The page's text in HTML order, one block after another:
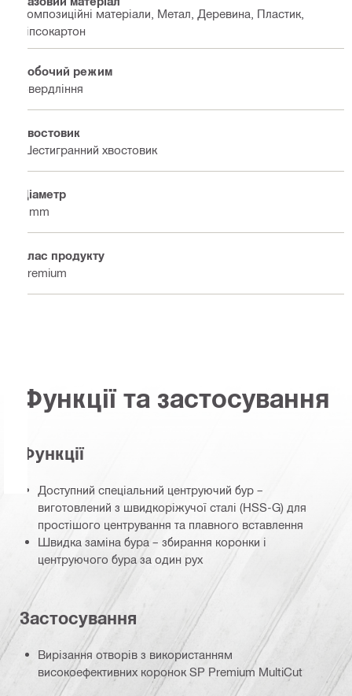
Композиційні матеріали, Метал, Деревина, Пластик,
Гіпсокартон
Робочий режим
Свердління
Хвостовик
Шестигранний хвостовик
Діаметр
7 mm
Клас продукту
Premium
Функції та застосування
Функції
Доступний спеціальний центруючий бур –
виготовлений з швидкоріжучої сталі (HSS-G) для
простішого центрування та плавного вставлення
Швидка заміна бура – збирання коронки і
центруючого бура за один рух
Застосування
Вирізання отворів з використанням
високоефективних коронок SP Premium MultiCut